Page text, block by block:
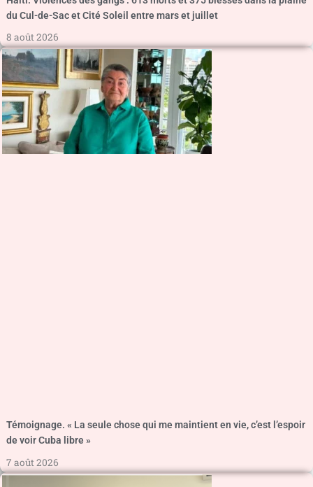
du Cul-de-Sac et Cité Soleil entre mars et juillet
8 août 2026
Témoignage. « La seule chose qui me maintient en vie, c’est l’espoir
de voir Cuba libre »
7 août 2026